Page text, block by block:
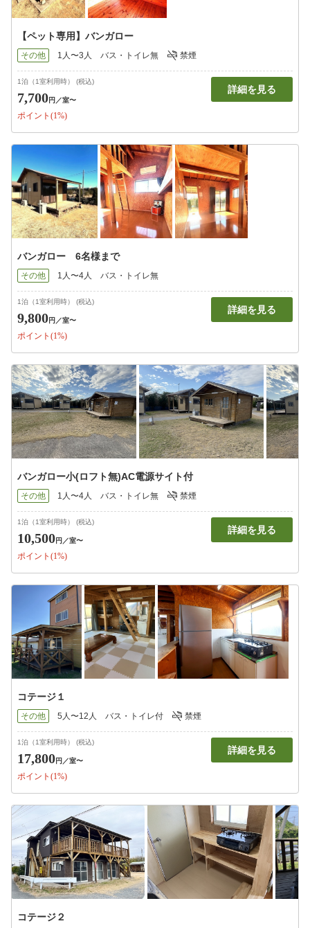
【ペット専用】バンガロー
その他 1人〜3人 バス・トイレ無 禁煙
1泊（1室利用時） (税込)
7,700円 ／室〜
ポイント(1%)
詳細を見る
バンガロー 6名様まで
その他 1人〜4人 バス・トイレ無
1泊（1室利用時） (税込)
9,800円 ／室〜
ポイント(1%)
詳細を見る
バンガロー小(ロフト無)AC電源サイト付
その他 1人〜4人 バス・トイレ無 禁煙
1泊（1室利用時） (税込)
10,500円 ／室〜
ポイント(1%)
詳細を見る
コテージ１
その他 5人〜12人 バス・トイレ付 禁煙
1泊（1室利用時） (税込)
17,800円 ／室〜
ポイント(1%)
詳細を見る
コテージ２